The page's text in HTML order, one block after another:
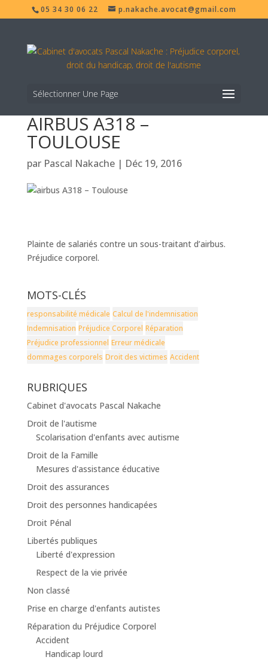
05 34 30 06 22 p.nakache.avocat@gmail.com
Sélectionner Une Page
AIRBUS A318 –
TOULOUSE
par Pascal Nakache| Déc 19, 2016
Plainte de salariés contre un sous-traitant d’airbus.
Préjudice corporel.
MOTS-CLÉS
responsabilité médicale Calcul de l'indemnisation
Indemnisation Préjudice Corporel Réparation
Préjudice professionnel Erreur médicale
dommages corporels Droit des victimes Accident
RUBRIQUES
Cabinet d'avocats Pascal Nakache
Droit de l'autisme
Scolarisation d'enfants avec autisme
Droit de la Famille
Mesures d'assistance éducative
Droit des assurances
Droit des personnes handicapées
Droit Pénal
Libertés publiques
Liberté d'expression
Respect de la vie privée
Non classé
Prise en charge d'enfants autistes
Réparation du Préjudice Corporel
Accident
Handicap lourd